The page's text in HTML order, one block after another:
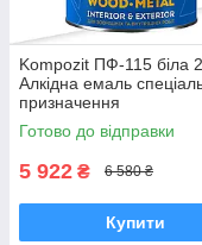
Kompozit ПФ-115 біла
Алкідна емаль
призначення
Готово до відправки
5 922 ₴ 6 580 ₴
Купити